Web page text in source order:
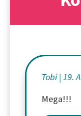
Tobi 19.
Mega!!!